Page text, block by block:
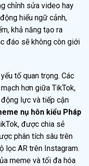
chỉnh sửa video hay
hiểu ngữ cảnh,
khả năng tạo ra
đáo sẽ không còn giới
tố quan trọng. Các
hơn giữa TikTok,
lực và tiếp cận
nụ hôn kiểu Pháp
được chia sẻ
phân tích sâu trên
lọc AR trên Instagram.
meme và tối đa hóa